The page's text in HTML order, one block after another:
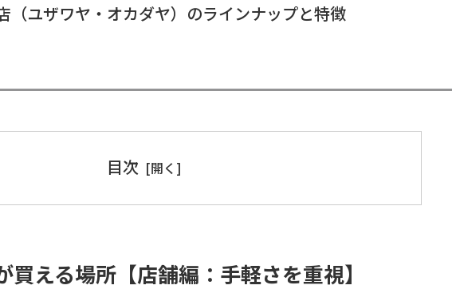
（ユザワヤ・オカダヤ）のラインナップと特徴
目次
買える場所【店舗編：手軽さを重視】